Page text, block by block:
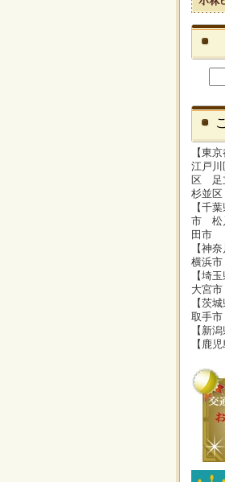
【東京
江戸
区 足
杉並
【千
市 松
田市
【神奈
横浜
【埼玉
大宮
【茨城
取手
【新潟
【鹿児